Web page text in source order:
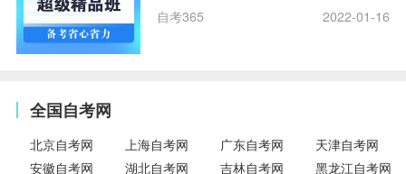
自考365 2022-01-16
全国自考网
北京自考网 上海自考网 广东自考网
天津自考网
安徽自考网
湖北自考网 吉林自考网 黑龙江自考网